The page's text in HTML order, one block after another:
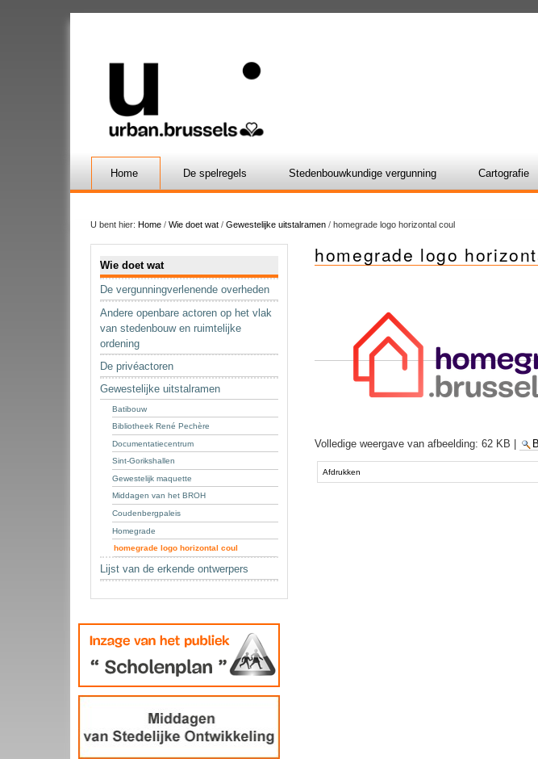
Home De spelregels Stedenbouwkundige vergunning Cartografie
U bent hier: Home / Wie doet wat / Gewestelijke uitstalramen / homegrade logo horizontal coul
Wie doet wat
De vergunningverlenende overheden
Andere openbare actoren op het vlak
van stedenbouw en ruimtelijke
ordening
De privéactoren
Gewestelijke uitstalramen
Batibouw
Bibliotheek René Pechère
Documentatiecentrum
Sint-Gorikshallen
Gewestelijk maquette
Middagen van het BROH
Coudenbergpaleis
Homegrade
homegrade logo horizontal coul
Lijst van de erkende ontwerpers
homegrade logo
Volledige weergave van afbeelding: 62 KB |
acties
Afdrukken